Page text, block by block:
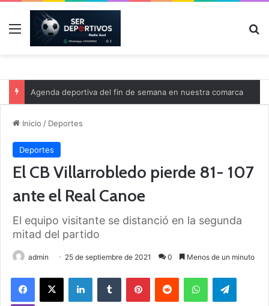
Menú
Agenda deportiva del fin de semana en nuestra comarca
Inicio / Deportes
Deportes
El CB Villarrobledo pierde 81- 107
ante el Real Canoe
El equipo visitante se distanció en la segunda
mitad del partido
admin 25 de septiembre de 2021 0 Menos de un minuto